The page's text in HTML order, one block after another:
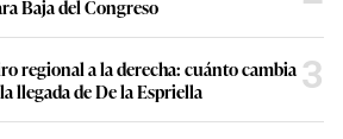
Baja del Congreso
regional a la derecha: cuánto cambia
llegada de De la Espriella
3